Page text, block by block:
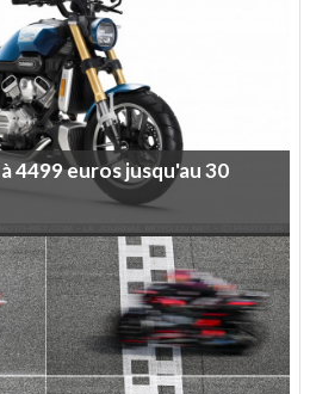
à4499eurosjusqu'au30